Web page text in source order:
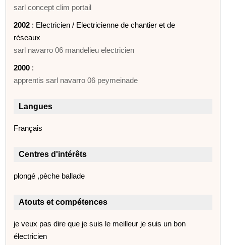
sarl concept clim portail
2002 : Electricien / Electricienne de chantier et de
réseaux
sarl navarro 06 mandelieu electricien
2000 :
apprentis sarl navarro 06 peymeinade
Langues
Français
Centres d'intérêts
plongé ,pèche ballade
Atouts et compétences
je veux pas dire que je suis le meilleur je suis un bon
électricien